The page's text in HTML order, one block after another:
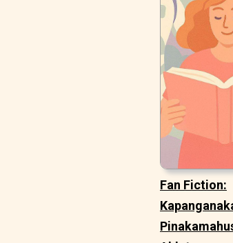
Fan Fiction: